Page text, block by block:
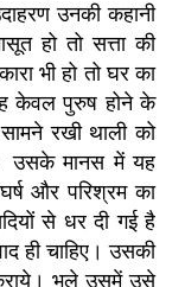
उनकी कहानी
हो तो सत्ता की
भी हो तो घर का
केवल पुरुष होने के
रखी थाली को
उसके मानस में यह
और परिश्रम का
से धर दी गई है
ही चाहिए। उसकी
भले उसमें उसे